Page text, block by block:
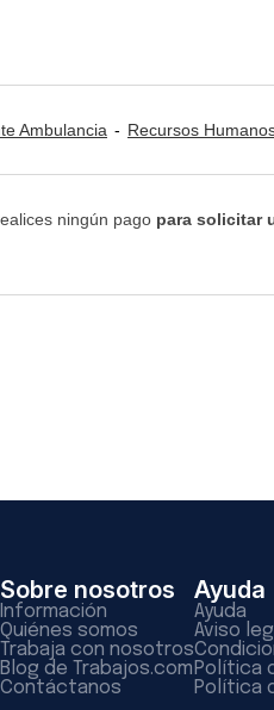
Ambulancia Recursos Humanos: Selección de
ningún pago para solicitar
Sobre nosotros
Información
Quiénes somos
Trabaja con nosotros
Blog de Trabajos.com
Contáctanos
Ayuda
Ayuda
Aviso
Política
Política